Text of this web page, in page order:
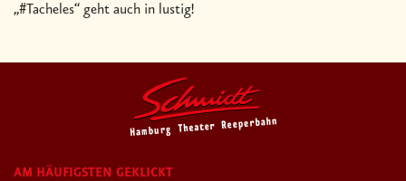
„#Tacheles“ geht auch in lustig!
AM HÄUFIGSTEN GEKLICKT